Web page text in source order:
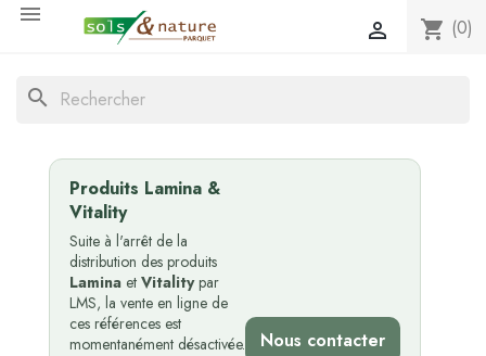

shopping_cart (0)

search
Produits Lamina &
Vitality
Suite à l'arrêt de la
distribution des produits
Lamina et Vitalitypar
LMS, la vente en ligne de
ces références est
momentanément désactivée.
Nous contacter